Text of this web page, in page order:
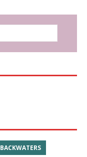
BACKWATERS